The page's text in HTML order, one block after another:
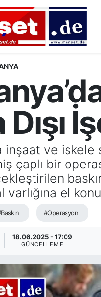
Dışı
inşaat ve iskele
çaplı bir
varlığına el
#Operasyon
18.06.2025 - 17:09
GÜNCELLEME